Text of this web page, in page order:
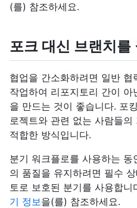
(를) 참조하세요.
포크 대신 브랜치를
협업을 간소화하려면 일반
작업하여 리포지토리 간이
을 만드는 것이 좋습니다. 포
로젝트와 관련 없는 사람들
적합한 방식입니다.
분기 워크플로를 사용하는 동
의 품질을 유지하려면 필수
토로 보호된 분기를 사용합니
기 정보 을(를) 참조하세요.